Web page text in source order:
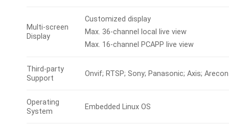
Multi-screen
Display
Customized display
Max. 36-channel local live view
Max. 16-channel PCAPP live view
Third-party
Support
Onvif; RTSP; Sony; Panasonic; Axis;
Operating
System
Embedded Linux OS